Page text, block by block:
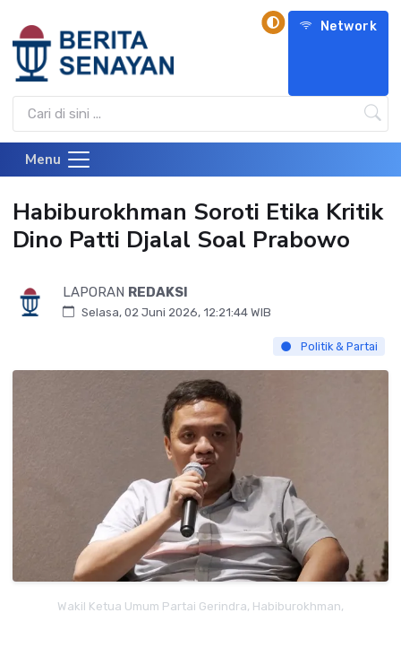
Network
Menu
Habiburokhman Soroti Etika Kritik
Dino Patti Djalal Soal Prabowo
LAPORAN REDAKSI
Selasa, 02 Juni 2026, 12:21:44 WIB
Politik & Partai
Wakil Ketua Umum Partai Gerindra, Habiburokhman,